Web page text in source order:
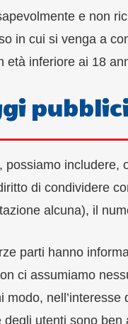
e non
in cui si venga a
età inferiore ai 18
possiamo includere,
di condividere
alcuna), il
parti hanno
ci assumiamo
modo,
utenti sono